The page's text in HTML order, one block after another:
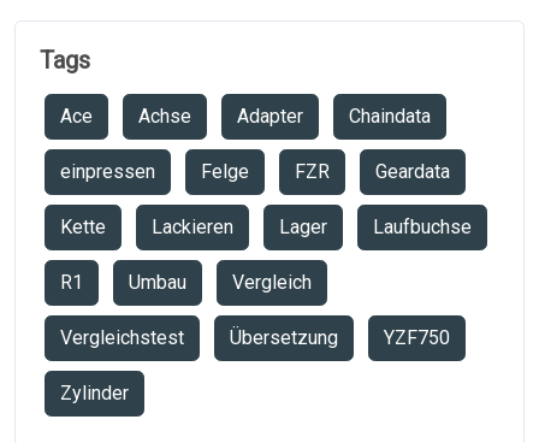
Tags
Ace Achse Adapter Chaindata
einpressen Felge FZR Geardata
Kette Lackieren Lager Laufbuchse
R1 Umbau Vergleich
Vergleichstest Übersetzung YZF750
Zylinder